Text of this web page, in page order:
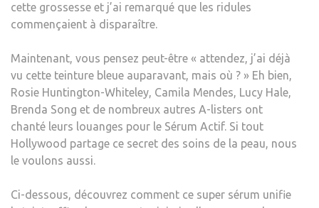
cette grossesse et j’ai remarqué que les ridules
commençaient à disparaître.
Maintenant, vous pensez peut-être « attendez, j’ai déjà
vu cette teinture bleue auparavant, mais où ? » Eh bien,
Rosie Huntington-Whiteley, Camila Mendes, Lucy Hale,
Brenda Song et de nombreux autres A-listers ont
chanté leurs louanges pour le Sérum Actif. Si tout
Hollywood partage ce secret des soins de la peau, nous
le voulons aussi.
Ci-dessous, découvrez comment ce super sérum unifie